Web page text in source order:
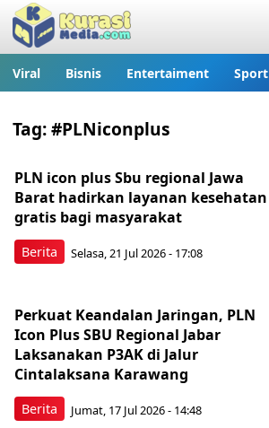
Viral Bisnis Entertaiment Sport
Tag:#PLNiconplus
Berita
PLN icon plus Sbu regional Jawa
Barat hadirkan layanan kesehatan
gratis bagi masyarakat
Selasa, 21 Jul 2026 - 17:08
Berita
Perkuat Keandalan Jaringan, PLN
Icon Plus SBU Regional Jabar
Laksanakan P3AK di Jalur
Cintalaksana Karawang
Jumat, 17 Jul 2026 - 14:48